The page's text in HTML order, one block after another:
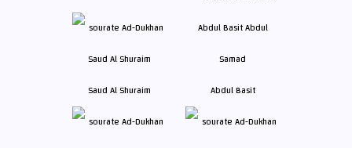
Saud Al Shuraim Abdul Basit